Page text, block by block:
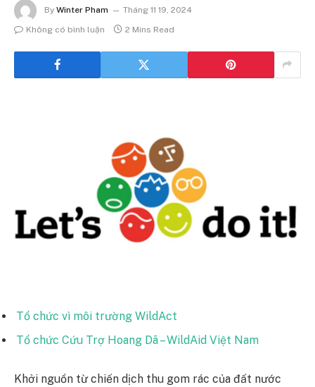
By Winter Pham
Tháng 11 19, 2024
Không có bình luận
2 Mins Read
Tổ chức vì môi trường WildAct
Tổ chức Cứu Trợ Hoang Dã – WildAid Việt Nam
Khởi nguồn từ chiến dịch thu gom rác của đất nước